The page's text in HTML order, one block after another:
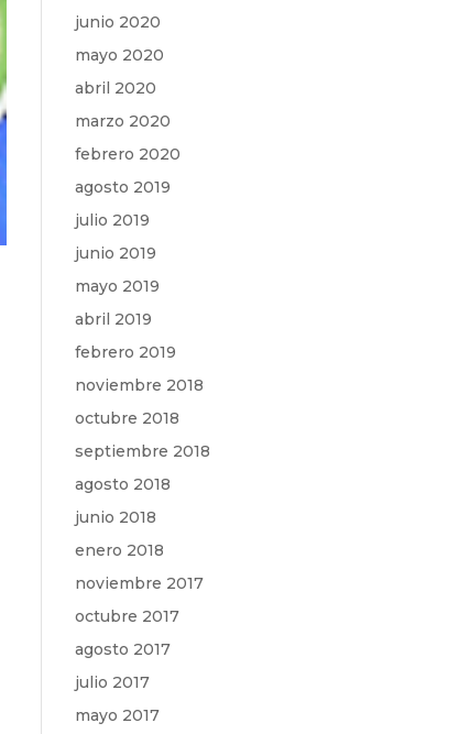
junio 2020
mayo 2020
abril 2020
marzo 2020
febrero 2020
agosto 2019
julio 2019
junio 2019
mayo 2019
abril 2019
febrero 2019
noviembre 2018
octubre 2018
septiembre 2018
agosto 2018
junio 2018
enero 2018
noviembre 2017
octubre 2017
agosto 2017
julio 2017
mayo 2017